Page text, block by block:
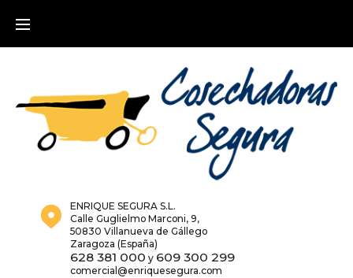
ENRIQUE SEGURA S.L.
Calle Guglielmo Marconi, 9,
50830 Villanueva de Gállego
Zaragoza (España)
628 381 000 y 609 300 299
comercial@enriquesegura.com